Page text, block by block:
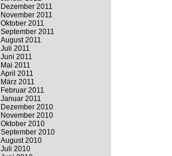
Dezember 2011
November 2011
Oktober 2011
September 2011
August 2011
Juli 2011
Juni 2011
Mai 2011
April 2011
März 2011
Februar 2011
Januar 2011
Dezember 2010
November 2010
Oktober 2010
September 2010
August 2010
Juli 2010